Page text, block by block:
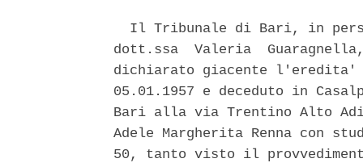
Il Tribunale di Bari, in
dott.ssa  Valeria
dichiarato giacente
05.01.1957 e deceduto in
Bari alla via Trentino Alto
Adele Margherita Renna con
50, tanto visto il